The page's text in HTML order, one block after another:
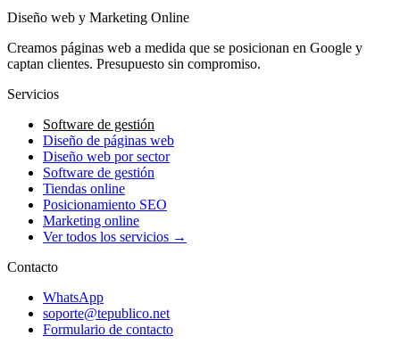
Diseño web y Marketing Online
Creamos páginas web a medida que se posicionan en Google y
captan clientes. Presupuesto sin compromiso.
Servicios
Software de gestión
Diseño de páginas web
Diseño web por sector
Software de gestión
Tiendas online
Posicionamiento SEO
Marketing online
Ver todos los servicios →
Contacto
WhatsApp
soporte@tepublico.net
Formulario de contacto